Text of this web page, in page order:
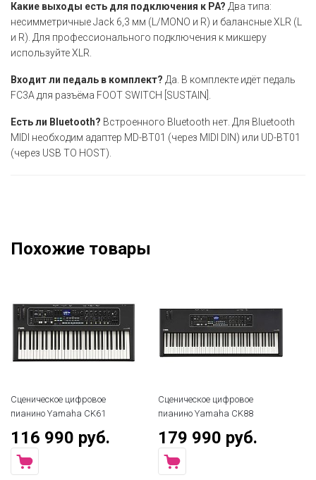
Какие выходы есть для подключения к PA? Два типа:
несимметричные Jack 6,3 мм (L/MONO и R) и балансные XLR (L
и R). Для профессионального подключения к микшеру
используйте XLR.
Входит ли педаль в комплект? Да. В комплекте идёт педаль
FC3A для разъёма FOOT SWITCH [SUSTAIN].
Есть ли Bluetooth? Встроенного Bluetooth нет. Для Bluetooth
MIDI необходим адаптер MD-BT01 (через MIDI DIN) или UD-BT01
(через USB TO HOST).
Похожие товары
Сценическое цифровое
пианино Yamaha CK61
116 990 руб.
Сценическое цифровое
пианино Yamaha CK88
179 990 руб.